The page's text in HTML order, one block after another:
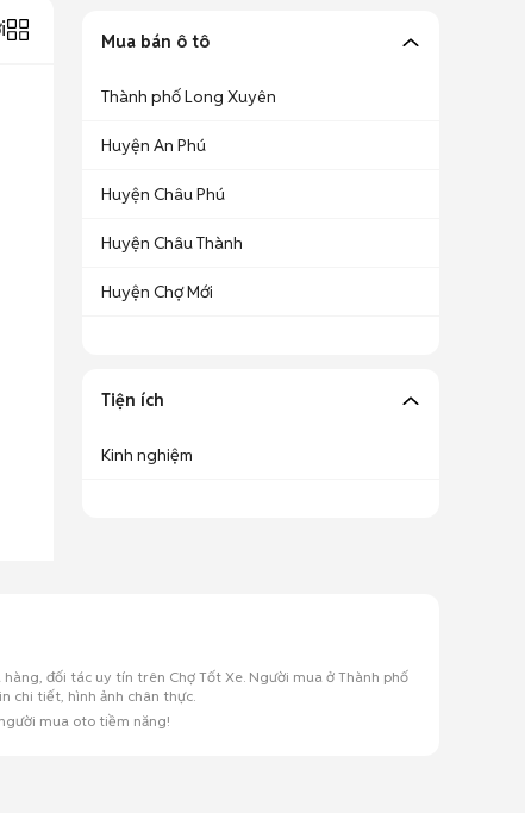
Mua bán ô tô
Thành phố Long Xuyên
Huyện An Phú
Huyện Châu Phú
Huyện Châu Thành
Huyện Chợ Mới
Tiện ích
Kinh nghiệm
đối tác uy tín trên Chợ Tốt Xe. Người mua ở Thành phố
chi tiết, hình ảnh chân thực.
mua oto tiềm năng!